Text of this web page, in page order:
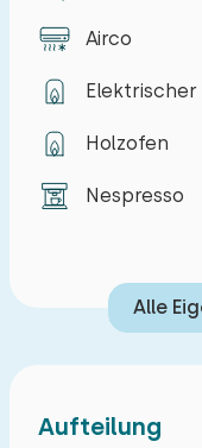
kann mit einer
Klimaanlage
offene Küche ist
Mikrowelle,
Schlafzimmer
befindet sich ein
geheizt werden.
Airco
Elektrischer
Holzofen
Nespresso
Alle
Aufteilung